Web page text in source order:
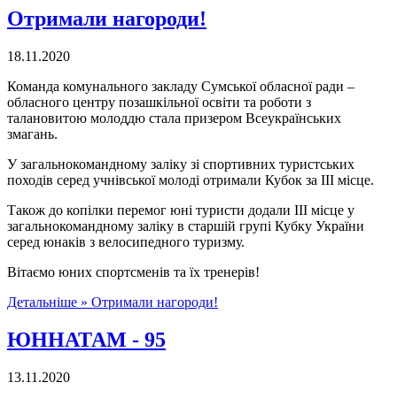
Отримали нагороди!
18.11.2020
Команда комунального закладу Сумської обласної ради –
обласного центру позашкільної освіти та роботи з
талановитою молоддю стала призером Всеукраїнських
змагань.
У загальнокомандному заліку зі спортивних туристських
походів серед учнівської молоді отримали Кубок за ІІІ місце.
Також до копілки перемог юні туристи додали ІІІ місце у
загальнокомандному заліку в старшій групі Кубку України
серед юнаків з велосипедного туризму.
Вітаємо юних спортсменів та їх тренерів!
Детальніше » Отримали нагороди!
ЮННАТАМ - 95
13.11.2020